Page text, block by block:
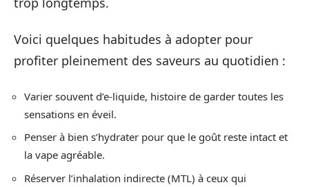
Voici quelques habitudes à adopter pour
profiter pleinement des saveurs au quotidien :
Varier souvent d’e-liquide, histoire de garder toutes les
sensations en éveil.
Penser à bien s’hydrater pour que le goût reste intact et
la vape agréable.
Réserver l’inhalation indirecte (MTL) à ceux qui